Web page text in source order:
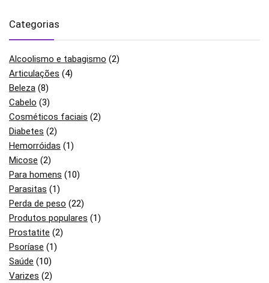
Categorias
Alcoolismo e tabagismo (2)
Articulações (4)
Beleza (8)
Cabelo (3)
Cosméticos faciais (2)
Diabetes (2)
Hemorróidas (1)
Micose (2)
Para homens (10)
Parasitas (1)
Perda de peso (22)
Produtos populares (1)
Prostatite (2)
Psoríase (1)
Saúde (10)
Varizes (2)